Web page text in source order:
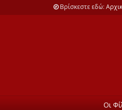
Βρίσκεστε εδώ:
Οι